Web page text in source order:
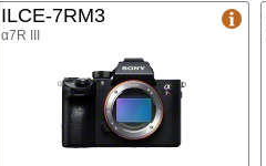
ILCE-7RM3
α7R III